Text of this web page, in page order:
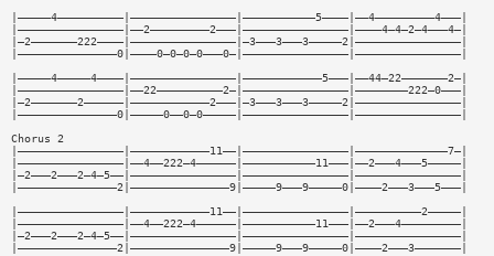
|—————4——————————|————————————————|———————————5————|——4—————————4———|
|————————————————|——2—————————2———|————————————————|————4—4—2—4———4—|
|—2———————222————|————————————————|—3———3———3—————2|————————————————|
|———————————————0|————0—0—0—0———0—|————————————————|————————————————|
|—————4—————4————|————————————————|————————————5———|——44—22———————2—|
|————————————————|——22——————————2—|————————————————|————————222—0———|
|—2———————2——————|————————————2———|—3———3———3—————2|————————————————|
|———————————————0|—————0——0—0—————|————————————————|————————————————|
Chorus 2
|————————————————|————————————11——|————————————————|——————————————7—|
|————————————————|——4——222—4——————|———————————11———|——2———4———5—————|
|—2———2———2—4—5——|————————————————|————————————————|————————————————|
|———————————————2|———————————————9|—————9———9—————0|————2———3———5———|
|————————————————|————————————11——|————————————————|——————————2—————|
|————————————————|——4——222—4——————|———————————11———|——2———4—————————|
|—2———2———2—4—5——|————————————————|————————————————|————————————————|
|———————————————2|———————————————9|—————9———9—————0|————2———3———————|